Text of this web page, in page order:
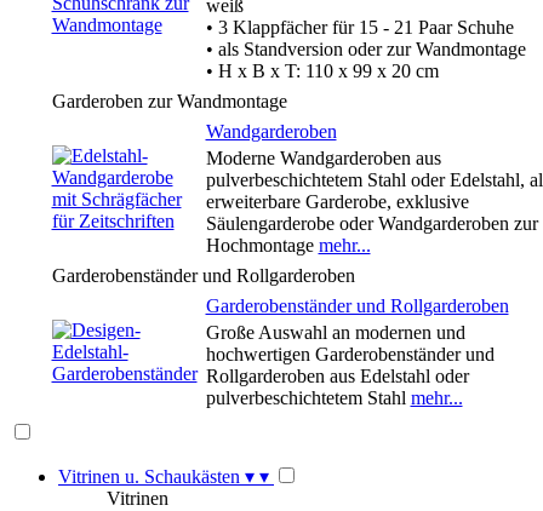
weiß
• 3 Klappfächer für 15 - 21 Paar Schuhe
• als Standversion oder zur Wandmontage
• H x B x T: 110 x 99 x 20 cm
Garderoben zur Wandmontage
Wandgarderoben
Moderne Wandgarderoben aus
pulverbeschichtetem Stahl oder Edelstahl,
erweiterbare Garderobe, exklusive
Säulengarderobe oder Wandgarderoben zur
Hochmontage mehr...
Garderobenständer und Rollgarderoben
Garderobenständer und Rollgarderoben
Große Auswahl an modernen und
hochwertigen Garderobenständer und
Rollgarderoben aus Edelstahl oder
pulverbeschichtetem Stahl mehr...
Vitrinen u. Schaukästen ▾ ▾
Vitrinen